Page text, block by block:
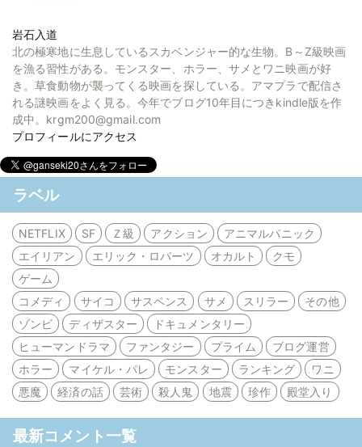
岩石入道
北の極寒地に生息しているスカベンジャー的な生物。B～Z級映画
を漁る習性がある。モンスター、ホラー、サメとワニ映画が好
き。草食動物が襲ってくる映画を探している。アマプラで配信さ
れる謎映画をよく見る。今年でブログ10年目につきkindle版を作
成中。krgm200@gmail.com
プロフィールにアクセス
ラベル
NETFLIX SF Ｚ級 アクション
アニマルパニック
エイリアン
エリック・ロバーツ オカルト
クモ
ゲーム
コメディ
サイコ サスペンス サメ スリラー
その他
ゾンビ
ディザスター
ドキュメンタリー
ヒューマンドラマ
ファンタジー プライム
ブログ運営
ホラー
マイケル・パレ モンスター ランキング
ワニ
悪魔
経済の話 芸術 殺人鬼 地震 珍作 殿堂入り
最新コメント一覧